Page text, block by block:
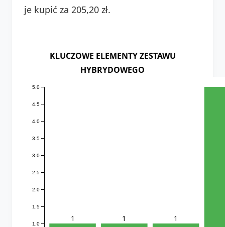
je kupić za 205,20 zł.
KLUCZOWE ELEMENTY ZESTAWU
HYBRYDOWEGO
1.0
1.5
2.0
2.5
3.0
3.5
4.0
4.5
5.0
1 1 1